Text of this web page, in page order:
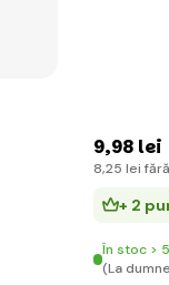
9,98 lei
8,25 lei
+ 2
În stoc >
(La